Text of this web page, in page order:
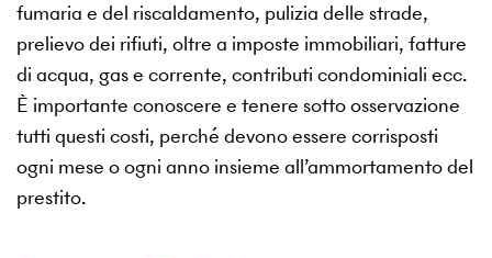
fumaria e del riscaldamento, pulizia delle strade,
prelievo dei rifiuti, oltre a imposte immobiliari, fatture
di acqua, gas e corrente, contributi condominiali ecc.
È importante conoscere e tenere sotto osservazione
tutti questi costi, perché devono essere corrisposti
ogni mese o ogni anno insieme all’ammortamento del
prestito.